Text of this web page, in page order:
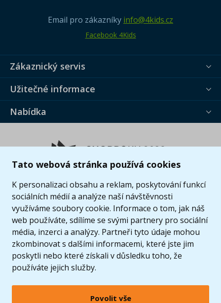
Tato webová stránka používá cookies
K personalizaci obsahu a reklam, poskytování funkcí
sociálních médií a analýze naší návštěvnosti
využíváme soubory cookie. Informace o tom, jak náš
web používáte, sdílíme se svými partnery pro sociální
média, inzerci a analýzy. Partneři tyto údaje mohou
zkombinovat s dalšími informacemi, které jste jim
poskytli nebo které získali v důsledku toho, že
používáte jejich služby.
Povolit vše
Email pro zákazníky info@4kids.cz
Facebook 4Kids
Zákaznický servis
Užitečné informace
Nabídka